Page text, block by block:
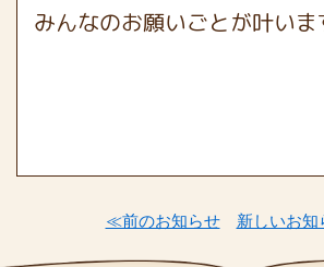
みんなのお願いごとが叶い
≪前のお知らせ 新しいお